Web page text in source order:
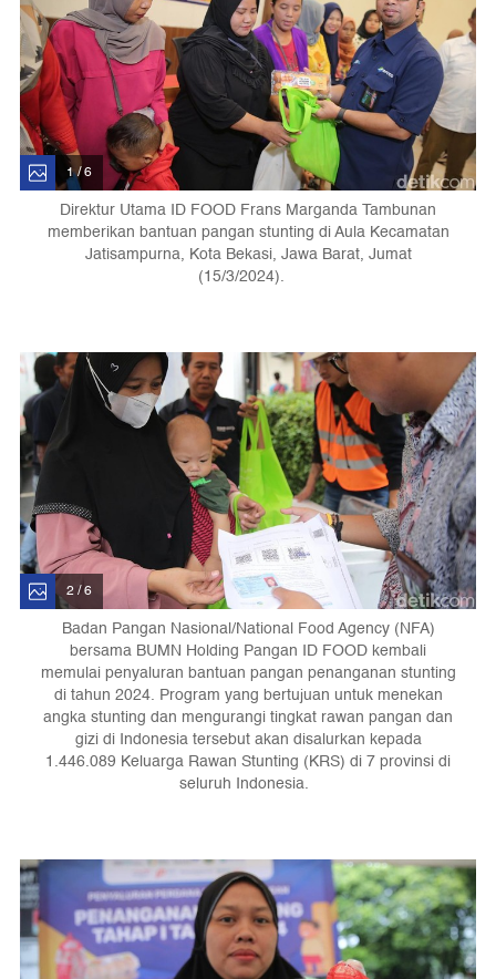
1 / 6
Direktur Utama ID FOOD Frans Marganda Tambunan
memberikan bantuan pangan stunting di Aula Kecamatan
Jatisampurna, Kota Bekasi, Jawa Barat, Jumat
(15/3/2024).
2 / 6
Badan Pangan Nasional/National Food Agency (NFA)
bersama BUMN Holding Pangan ID FOOD kembali
memulai penyaluran bantuan pangan penanganan stunting
di tahun 2024. Program yang bertujuan untuk menekan
angka stunting dan mengurangi tingkat rawan pangan dan
gizi di Indonesia tersebut akan disalurkan kepada
1.446.089 Keluarga Rawan Stunting (KRS) di 7 provinsi di
seluruh Indonesia.